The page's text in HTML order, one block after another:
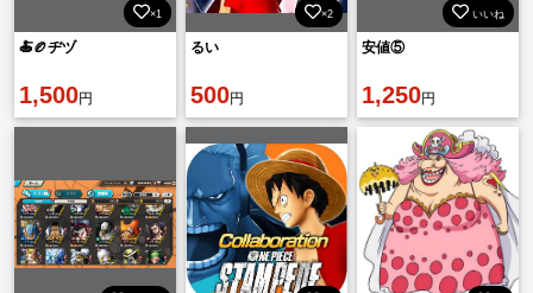
×1
🍝🏉ヂヅ
1,500円
×2
るい
500円
いいね
安値⑤
1,250円